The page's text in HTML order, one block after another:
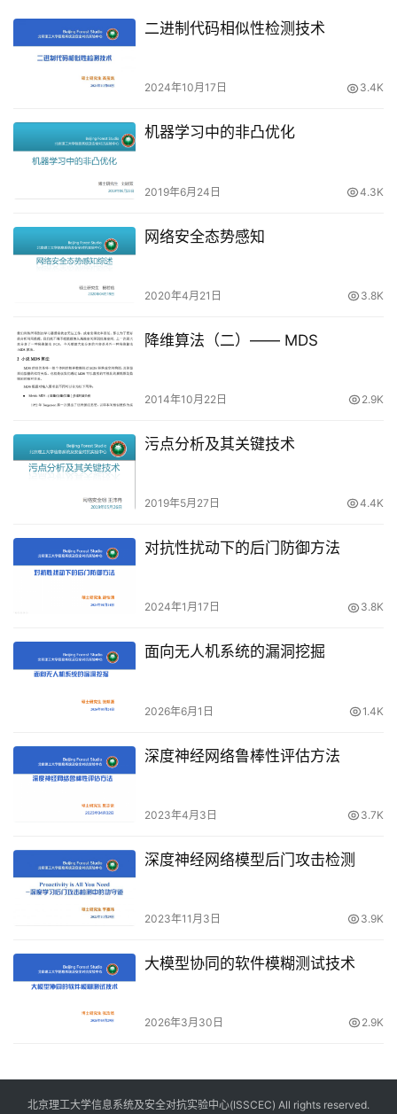
二进制代码相似性检测技术
2024年10月17日 3.4K
机器学习中的非凸优化
2019年6月24日 4.3K
网络安全态势感知
2020年4月21日 3.8K
降维算法（二）—— MDS
2014年10月22日 2.9K
污点分析及其关键技术
2019年5月27日 4.4K
对抗性扰动下的后门防御方法
2024年1月17日 3.8K
面向无人机系统的漏洞挖掘
2026年6月1日 1.4K
深度神经网络鲁棒性评估方法
2023年4月3日 3.7K
深度神经网络模型后门攻击检测
2023年11月3日 3.9K
大模型协同的软件模糊测试技术
2026年3月30日 2.9K
北京理工大学信息系统及安全对抗实验中心(ISSCEC) All rights reserved.